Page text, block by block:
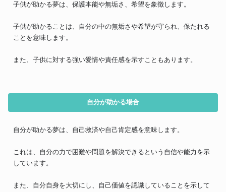
子供が助かる夢は、保護本能や無垢さ、希望を象徴します。
子供が助かることは、自分の中の無垢さや希望が守られ、保たれる
ことを意味します。
また、子供に対する強い愛情や責任感を示すこともあります。
自分が助かる場合
自分が助かる夢は、自己救済や自己肯定感を意味します。
これは、自分の力で困難や問題を解決できるという自信や能力を示
しています。
また、自分自身を大切にし、自己価値を認識していることを示して